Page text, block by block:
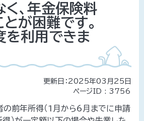
、年金保険料
が困難です。
を利用できま
更新日：2025年03月25日
ページID : 3756
の前年所得（1月から6月までに申請